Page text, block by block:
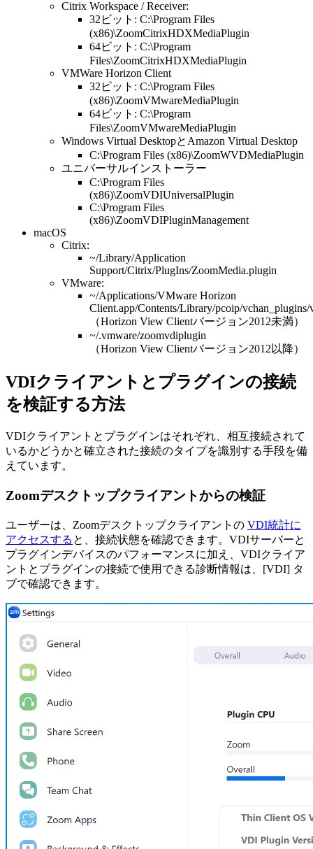
Citrix Workspace / Receiver:
32ビット: C:\Program Files
(x86)\ZoomCitrixHDXMediaPlugin
64ビット: C:\Program
Files\ZoomCitrixHDXMediaPlugin
VMWare Horizon Client
32ビット: C:\Program Files
(x86)\ZoomVMwareMediaPlugin
64ビット: C:\Program
Files\ZoomVMwareMediaPlugin
Windows Virtual DesktopとAmazon Virtual Desktop
C:\Program Files (x86)\ZoomWVDMediaPlugin
ユニバーサルインストーラー
C:\Program Files
(x86)\ZoomVDIUniversalPlugin
C:\Program Files
(x86)\ZoomVDIPluginManagement
macOS
Citrix:
~/Library/Application
Support/Citrix/PlugIns/ZoomMedia.plugin
VMware:
~/Applications/VMware Horizon
Client.app/Contents/Library/pcoip/vchan_plugins/
（Horizon View Clientバージョン2012未満）
~/.vmware/zoomvdiplugin
（Horizon View Clientバージョン2012以降）
VDIクライアントとプラグインの接続
を検証する方法
VDIクライアントとプラグインはそれぞれ、相互接続されて
いるかどうかと確立された接続のタイプを識別する手段を備
えています。
Zoomデスクトップクライアントからの検証
ユーザーは、Zoomデスクトップクライアントの VDI統計に
アクセスする と、接続状態を確認できます。VDIサーバーと
プラグインデバイスのパフォーマンスに加え、VDIクライア
ントとプラグインの接続で使用できる診断情報は、[VDI] タ
ブで確認できます。